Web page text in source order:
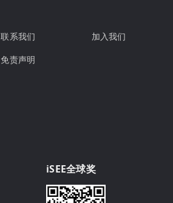
联系我们
加入我们
免责声明
iSEE全球奖